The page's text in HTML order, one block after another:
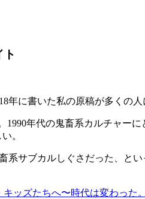
ト
に書いた私の原稿が多くの人
1990年代の鬼畜系カルチャー
。
サブカルしぐさだった、と
ッズたちへ〜時代は変わった